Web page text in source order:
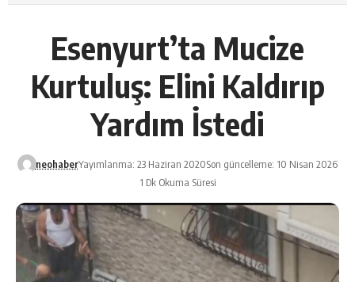
Esenyurt’ta Mucize
Kurtuluş: Elini Kaldırıp
Yardım İstedi
neohaberYayımlanma: 23 Haziran 2020Son güncelleme: 10 Nisan 2026
1 Dk Okuma Süresi